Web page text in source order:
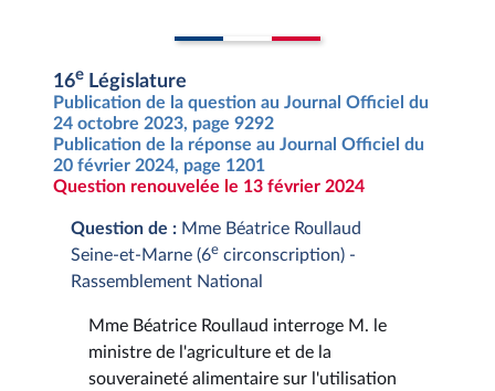
16e Législature
Publication de la question au Journal Officiel du
24 octobre 2023, page 9292
Publication de la réponse au Journal Officiel du
20 février 2024, page 1201
Question renouvelée le 13 février 2024
Question de : Mme Béatrice Roullaud
Seine-et-Marne (6e circonscription) -
Rassemblement National
Mme Béatrice Roullaud interroge M. le
ministre de l'agriculture et de la
souveraineté alimentaire sur l'utilisation